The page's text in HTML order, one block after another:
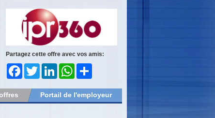
Partagez cette offre avec vos amis:
FacebookTwitter LinkedIn WhatsApp
Portail de l'employeur